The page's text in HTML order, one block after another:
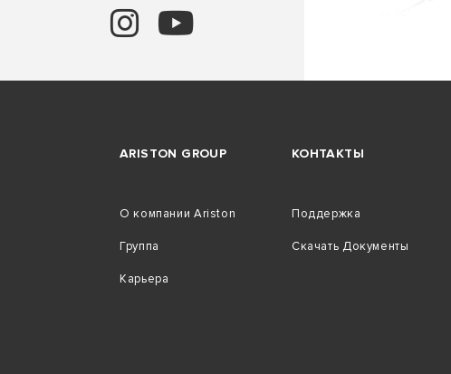
ARISTON GROUP
О компании Ariston
Группа
Карьера
КОНТАКТЫ
Поддержка
Скачать Документы